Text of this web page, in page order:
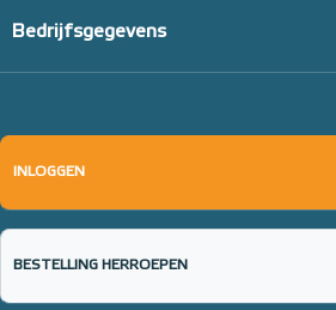
Bedrijfsgegevens
INLOGGEN
BESTELLING HERROEPEN